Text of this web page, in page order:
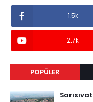
1.5k
2.7k
POPÜLER